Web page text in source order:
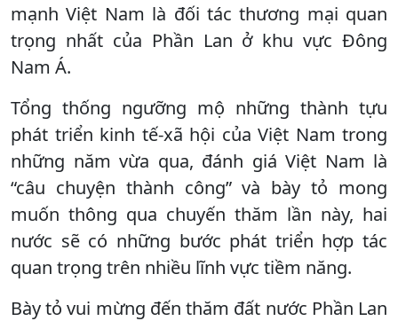
mạnh Việt Nam là đối tác thương mại quan
trọng nhất của Phần Lan ở khu vực Đông
Nam Á.
Tổng thống ngưỡng mộ những thành tựu
phát triển kinh tế-xã hội của Việt Nam trong
những năm vừa qua, đánh giá Việt Nam là
“câu chuyện thành công” và bày tỏ mong
muốn thông qua chuyến thăm lần này, hai
nước sẽ có những bước phát triển hợp tác
quan trọng trên nhiều lĩnh vực tiềm năng.
Bày tỏ vui mừng đến thăm đất nước Phần Lan